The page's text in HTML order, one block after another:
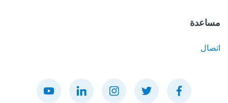
مساعدة
اتصال